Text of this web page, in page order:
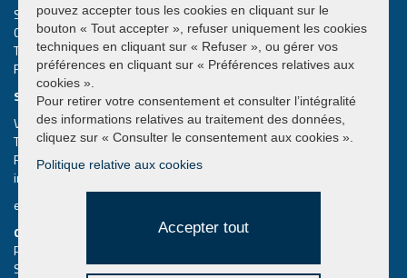
Systèmes de levage et de manutention Grues suspendues
Cap. Soc. € 50.000,00
T.V.A. IT02013590407
R.e.a. Rimini n. 233980
SIÈGE SOCIAL
Via Piane, 25/A – 47853 Coriano – Rimini (RN) – Italy
Tel. +39 0541 657285
Fax +39 0541 657605
info@elephant.it
elephant@legalmail.it
QUICK MENU
Palonnier à ventouse
Search the catalog
pouvez accepter tous les cookies en cliquant sur le
bouton « Tout accepter », refuser uniquement les cookies
techniques en cliquant sur « Refuser », ou gérer vos
préférences en cliquant sur « Préférences relatives aux
cookies ».
Pour retirer votre consentement et consulter l’intégralité
des informations relatives au traitement des données,
cliquez sur « Consulter le consentement aux cookies ».
Politique relative aux cookies
Accepter tout